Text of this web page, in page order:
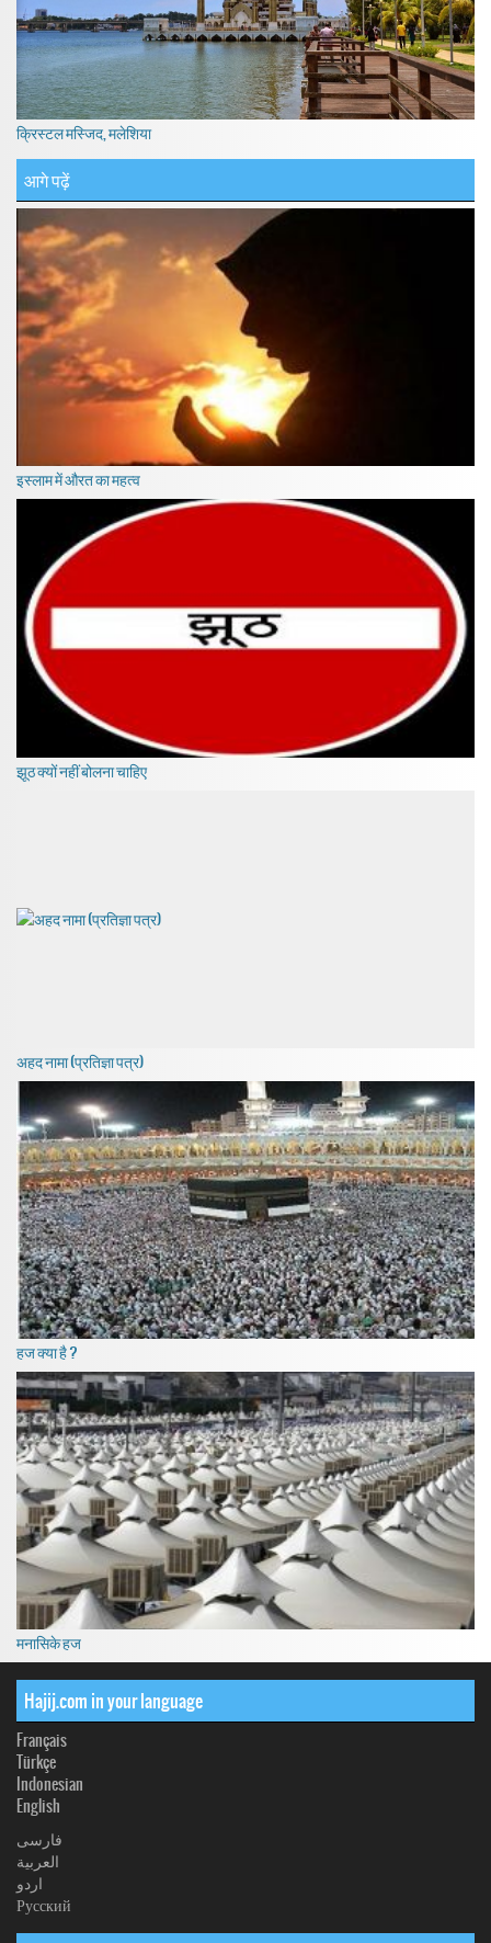
क्रिस्टल मस्जिद, मलेशिया
आगे पढ़ें
इस्लाम में औरत का महत्व
झूठ क्यों नहीं बोलना चाहिए
अहद नामा (प्रतिज्ञा पत्र)
हज क्या है ?
मनासिके हज
Hajij.com in your language
Français
Türkçe
Indonesian
English
فارسی
العربیة
اردو
Русский